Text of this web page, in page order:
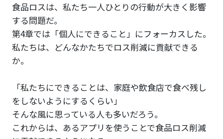
食品ロスは、私たち一人ひとりの行動が大きく影響
する問題だ。
第4章では「個人にできること」にフォーカスした。
私たちは、どんなかたちでロス削減に貢献できる
か。
「私たちにできることは、家庭や飲食店で食べ残し
をしないようにするくらい」
そんな風に思っている人も多いだろう。
これからは、あるアプリを使うことで食品ロス削減